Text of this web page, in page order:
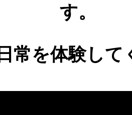
す。
常を体験して